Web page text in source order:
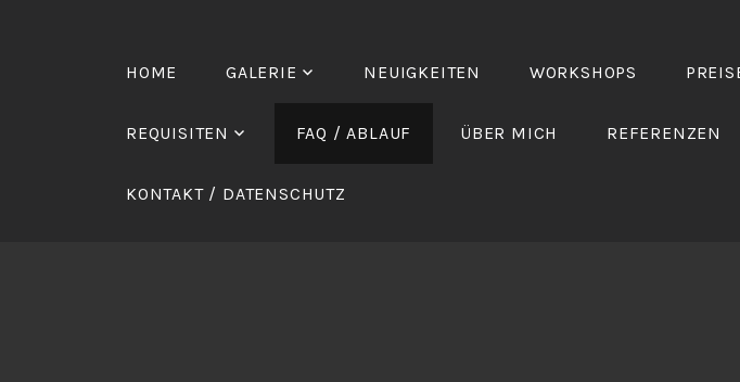
HOME GALERIE NEUIGKEITEN WORKSHOPS
REQUISITEN FAQ / ABLAUF ÜBER MICH REFERENZEN
KONTAKT / DATENSCHUTZ